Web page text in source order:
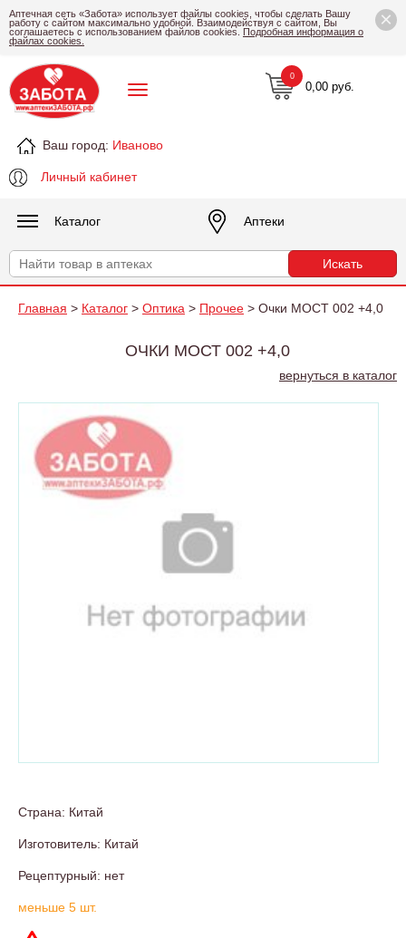
×
Аптечная сеть «Забота» использует файлы cookies, чтобы сделать Вашу
работу с сайтом максимально удобной. Взаимодействуя с сайтом, Вы
соглашаетесь с использованием файлов cookies. Подробная информация о
файлах cookies.
Ваш город: Иваново
Личный кабинет
0,00 руб.
0
Каталог Аптеки
Главная > Каталог > Оптика > Прочее > Очки МОСТ 002 +4,0
ОЧКИ МОСТ 002 +4,0
вернуться в каталог
Страна: Китай
Изготовитель: Китай
Рецептурный: нет
меньше 5 шт.